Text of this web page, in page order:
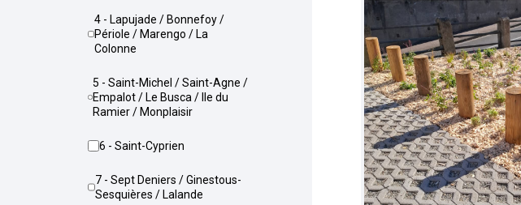
4 - Lapujade / Bonnefoy /
Périole / Marengo / La
Colonne
5 - Saint-Michel / Saint-Agne /
Empalot / Le Busca / Ile du
Ramier / Monplaisir
6 - Saint-Cyprien
7 - Sept Deniers / Ginestous-
Sesquières / Lalande